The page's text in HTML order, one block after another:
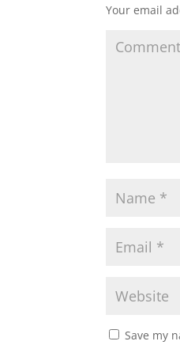
Your email
Save my